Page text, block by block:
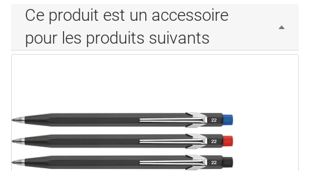
Ce produit est un accessoire
pour les produits suivants